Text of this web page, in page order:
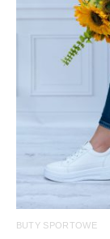
BUTY SPORTOWE